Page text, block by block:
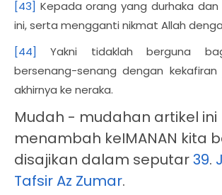
[43] Kepada orang yang durhaka dan
ini, serta mengganti nikmat Allah
[44]
Yakni tidaklah berguna
bersenang-senang dengan kekafiran
akhirnya ke neraka.
Mudah - mudahan artikel ini
menambah keIMANAN kita
disajikan dalam seputar39.
Tafsir Az Zumar.